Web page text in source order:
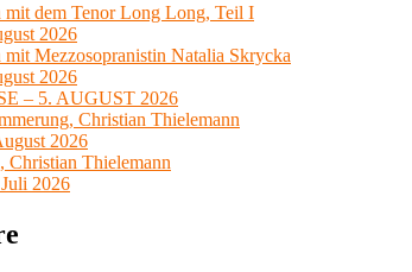
dem Tenor Long Long, Teil I
2026
Mezzosopranistin Natalia Skrycka
2026
– 5. AUGUST 2026
Christian Thielemann
2026
Christian Thielemann
2026